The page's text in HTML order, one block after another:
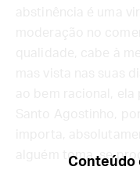
importa,
alguém toma, se
Conteúdo